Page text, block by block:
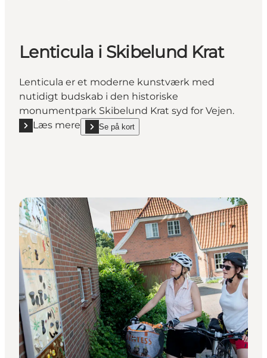
Lenticula i Skibelund Krat
Lenticula er et moderne kunstværk med
nutidigt budskab i den historiske
monumentpark Skibelund Krat syd for Vejen.
Læs mere
Læs mere "Lenticula i Skibelund Krat"
Se på kort
show Lenticula i Skibelund Krat on_map